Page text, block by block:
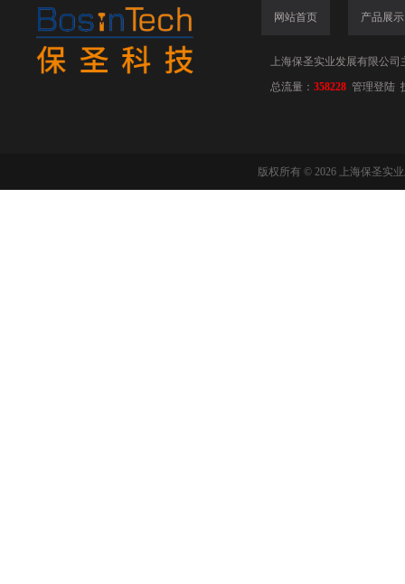
网站首页 产品展示
上海保圣实业发展有限公司
总流量： 358228 管理登陆
版权所有 © 2026 上海保圣实